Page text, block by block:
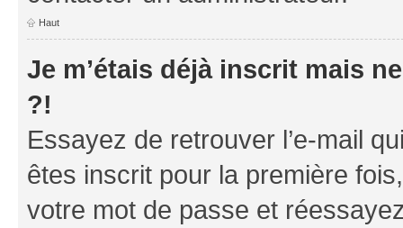
Haut
Je m’étais déjà inscrit mais
?!
Essayez de retrouver l’e-mail
êtes inscrit pour la première
votre mot de passe et